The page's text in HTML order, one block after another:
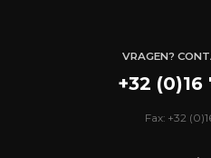
VRAGEN?
+32 (0)16
Fax: +32